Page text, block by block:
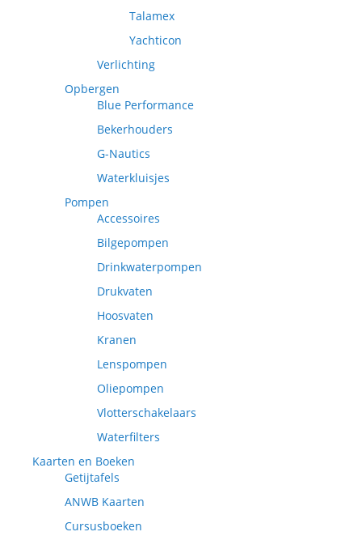
Talamex
Yachticon
Verlichting
Opbergen
Blue Performance
Bekerhouders
G-Nautics
Waterkluisjes
Pompen
Accessoires
Bilgepompen
Drinkwaterpompen
Drukvaten
Hoosvaten
Kranen
Lenspompen
Oliepompen
Vlotterschakelaars
Waterfilters
Kaarten en Boeken
Getijtafels
ANWB Kaarten
Cursusboeken